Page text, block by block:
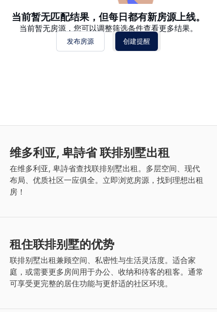
当前暂无匹配结果，但每日都有新房源上线。
当前暂无房源，您可以调整筛选条件查看更多结果。
发布房源 创建提醒
维多利亚, 卑詩省 联排别墅出租
在维多利亚, 卑詩省查找联排别墅出租。多层空间、现代
布局、优质社区一应俱全。立即浏览房源，找到理想出租
房！
租住联排别墅的优势
联排别墅出租兼顾空间、私密性与生活灵活度。适合家
庭，或需要更多房间用于办公、收纳和待客的租客。通常
可享受更完整的居住功能与更舒适的社区环境。